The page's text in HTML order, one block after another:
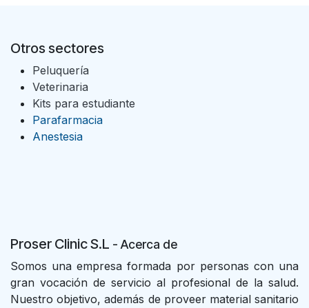
Otros sectores
Peluquería
Veterinaria
Kits para estudiante
Parafarmacia
Anestesia
Proser Clinic S.L - Acerca de
Somos una empresa formada por personas con una
gran vocación de servicio al profesional de la salud.
Nuestro objetivo, además de proveer material sanitario